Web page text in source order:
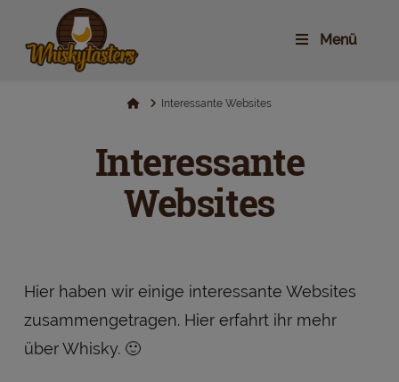
Menü
HomeInteressante Websites
Interessante
Websites
Hier haben wir einige interessante Websites
zusammengetragen. Hier erfahrt ihr mehr
über Whisky. 🙂